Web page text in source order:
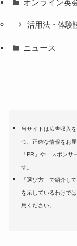
オンライン英
活用法・体験
ニュース
当サイトは広告収入
つ、正確な情報をお
「PR」や「スポン
す。
「選び方」で紹介し
を示しているわけで
用ください。